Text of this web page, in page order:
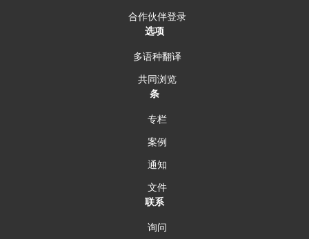
合作伙伴登录
选项
多语种翻译
共同浏览
条
专栏
案例
通知
文件
联系
询问